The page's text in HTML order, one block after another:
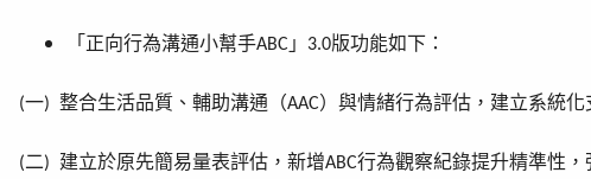
「正向行為溝通小幫手ABC 」 3.0版功能如下：
(一)整合生活品質、輔助溝通（AAC）與情緒行為評估，建立系統化
(二) 建立於原先簡易量表評估，新增ABC行為觀察紀錄提升精準性